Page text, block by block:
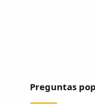
Preguntas